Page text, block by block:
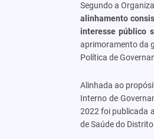
Segundo a
alinhamento
interesse público
aprimoramento da
Política de
Alinhada ao
Interno de
2022 foi publicada
de Saúde do